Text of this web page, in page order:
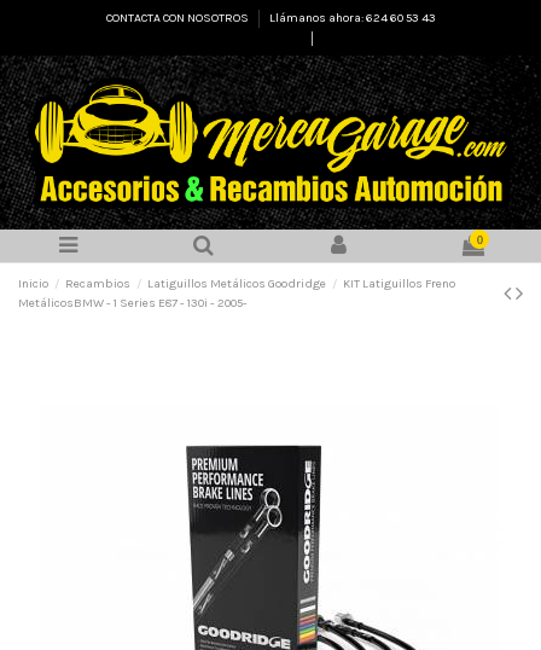
CONTACTA CON NOSOTROS
Llámanos ahora: 624 60 53 43
0
Inicio Recambios Latiguillos Metálicos Goodridge
KIT Latiguillos Freno
MetálicosBMW - 1 Series E87 - 130i - 2005-